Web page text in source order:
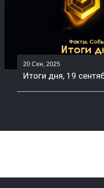
20 Сен, 2025
Итоги дня, 19